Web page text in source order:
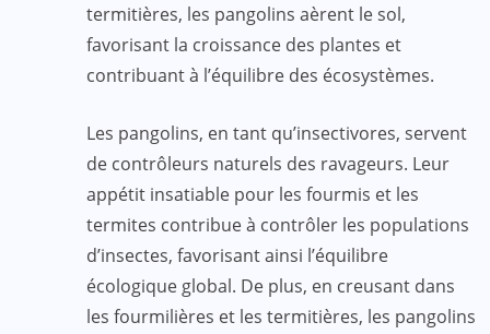
termitières, les pangolins aèrent le sol,
favorisant la croissance des plantes et
contribuant à l’équilibre des écosystèmes.
Les pangolins, en tant qu’insectivores, servent
de contrôleurs naturels des ravageurs. Leur
appétit insatiable pour les fourmis et les
termites contribue à contrôler les populations
d’insectes, favorisant ainsi l’équilibre
écologique global. De plus, en creusant dans
les fourmilières et les termitières, les pangolins